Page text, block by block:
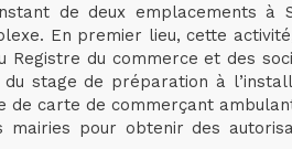
de deux emplacements à
En premier lieu, cette
du commerce et des
stage de préparation à
de carte de commerçant
pour obtenir des